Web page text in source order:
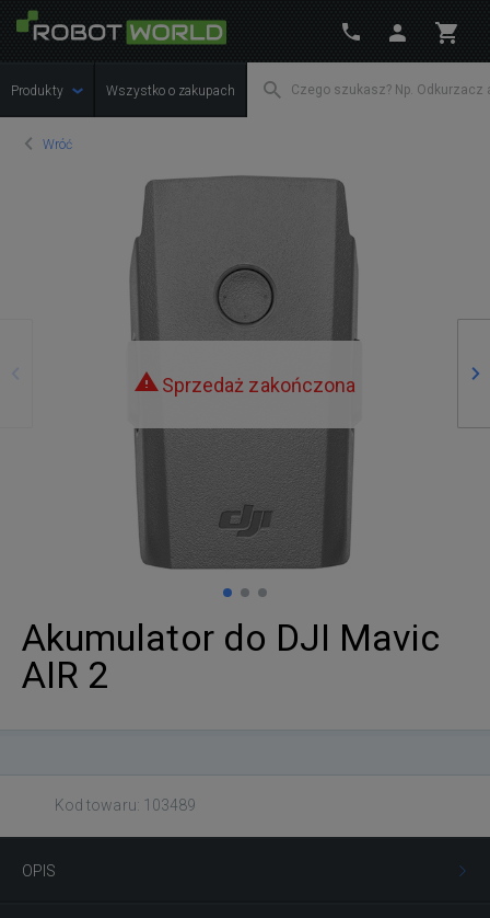
Produkty Wszystko o zakupach
Wróć
Sprzedaż zakończona
Akumulator do DJI Mavic
AIR 2
Kod towaru: 103489
OPIS